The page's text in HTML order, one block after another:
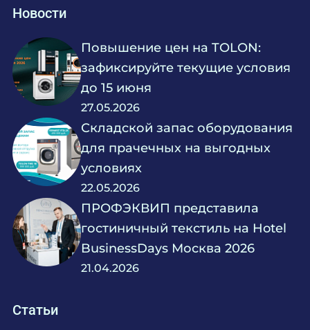
765
800
825
855
900
940
947
980
1000
1080
1100
1133
1200
1230
1250
1300
1308
1310
1362
Глубина Барабана, Мм:
Новости
Повышение цен на TOLON:
зафиксируйте текущие условия
до 15 июня
27.05.2026
Складской запас оборудования
для прачечных на выгодных
условиях
22.05.2026
ПРОФЭКВИП представила
гостиничный текстиль на Hotel
BusinessDays Москва 2026
21.04.2026
Статьи